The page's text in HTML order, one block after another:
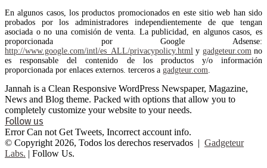
En algunos casos, los productos promocionados en este sitio web han sido
probados por los administradores independientemente de que tengan
asociada o no una comisión de venta. La publicidad, en algunos casos, es
proporcionada por Google Adsense:
http://www.google.com/intl/es_ALL/privacypolicy.html y gadgeteur.comno
es responsable del contenido de los productos y/o información
proporcionada por enlaces externos. terceros a gadgteur.com.
Jannah is a Clean Responsive WordPress Newspaper, Magazine,
News and Blog theme. Packed with options that allow you to
completely customize your website to your needs.
Follow us
Error Can not Get Tweets, Incorrect account info.
© Copyright 2026, Todos los derechos reservados | Gadgeteur
Labs. | Follow Us.